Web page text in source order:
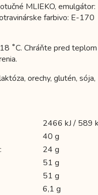
MLIEKO, emulgátor:
farbivo: E-170
˚C. Chráňte pred teplom
orechy, glutén, sója,
2466 kJ / 589
40 g
24 g
51 g
51 g
6,1 g